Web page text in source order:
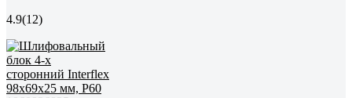
4.9(12)